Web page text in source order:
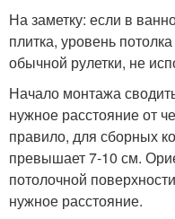
На заметку: если в
плитка, уровень
обычной рулетки, не
Начало монтажа
нужное расстояние от
правило, для сборных
превышает 7-10 см.
потолочной
нужное расстояние.